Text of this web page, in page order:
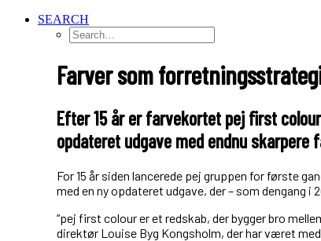
SEARCH
Farver som
Efter 15 år er farvekortet pej first
opdateret udgave med endnu skarpere
For 15 år siden lancerede pej gruppen for første
med en ny opdateret udgave, der – som dengang
“pej first colour er et redskab, der bygger bro
direktør Louise Byg Kongsholm, der har været